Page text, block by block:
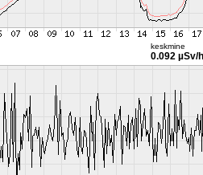
keskmine
0.092 µSv/h